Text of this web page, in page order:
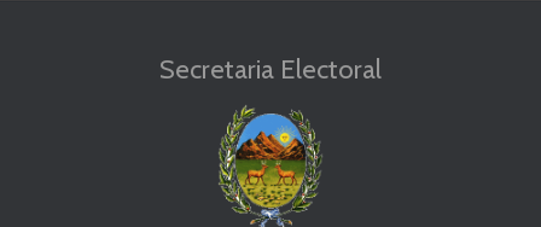
Secretaria Electoral